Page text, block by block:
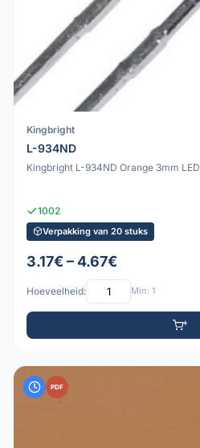
Kingbright
L-934ND
Kingbright L-934ND Orange 3mm LED
1002
Verpakking van 20 stuks
3.17€ – 4.67€
Hoeveelheid: Min: 1
PDF